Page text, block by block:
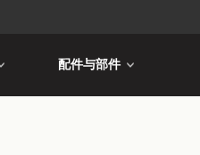
配件与部件